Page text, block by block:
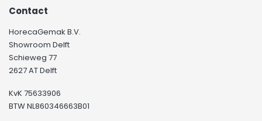
Contact
HorecaGemak B.V.
Showroom Delft
Schieweg 77
2627 AT Delft
KvK 75633906
BTW NL860346663B01